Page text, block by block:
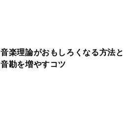
音楽理論がおもしろくなる方法と
音勘を増やすコツ